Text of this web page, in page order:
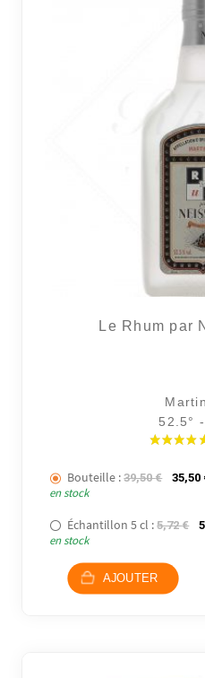
Le Rhum par
52.5°
Bouteille : 39,50€ Le
35,50
en stock
Échantillon 5 cl : 5,72€
en stock
AJOUTER